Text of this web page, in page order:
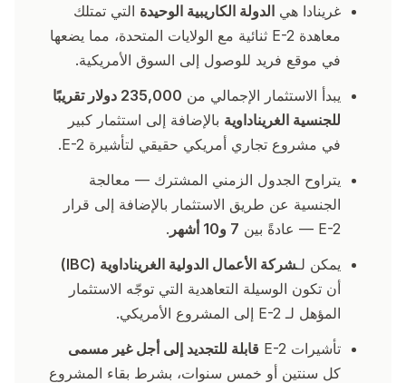
غرينادا هي الدولة الكاريبية الوحيدة التي تمتلك
معاهدة E-2 ثنائية مع الولايات المتحدة، مما يضعها
في موقع فريد للوصول إلى السوق الأمريكية.
يبدأ الاستثمار الإجمالي من
235,000 دولار تقريبًا
للجنسية الغريناداوية بالإضافة إلى استثمار كبير
في مشروع تجاري أمريكي حقيقي لتأشيرة E-2.
يتراوح الجدول الزمني المشترك — معالجة
الجنسية عن طريق الاستثمار بالإضافة إلى قرار
E-2 — عادةً بين
7 و10 أشهر
.
يمكن لـشركة الأعمال الدولية الغريناداوية (IBC)
أن تكون الوسيلة التعاهدية التي توجّه الاستثمار
المؤهل لـ E-2 إلى المشروع الأمريكي.
تأشيرات E-2
قابلة للتجديد إلى أجل غير مسمى
كل سنتين أو خمس سنوات، بشرط بقاء المشروع